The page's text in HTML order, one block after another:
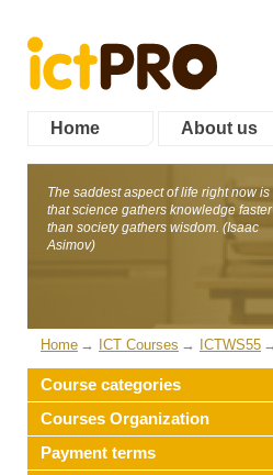
Home About us
The saddest aspect of life right now is
that science gathers knowledge faster
than society gathers wisdom. (Isaac
Asimov)
Home ICT Courses ICTWS55
Course categories
Courses Organization
Payment terms